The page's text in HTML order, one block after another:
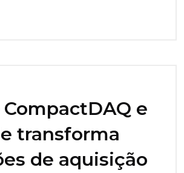
e
transforma
de aquisição